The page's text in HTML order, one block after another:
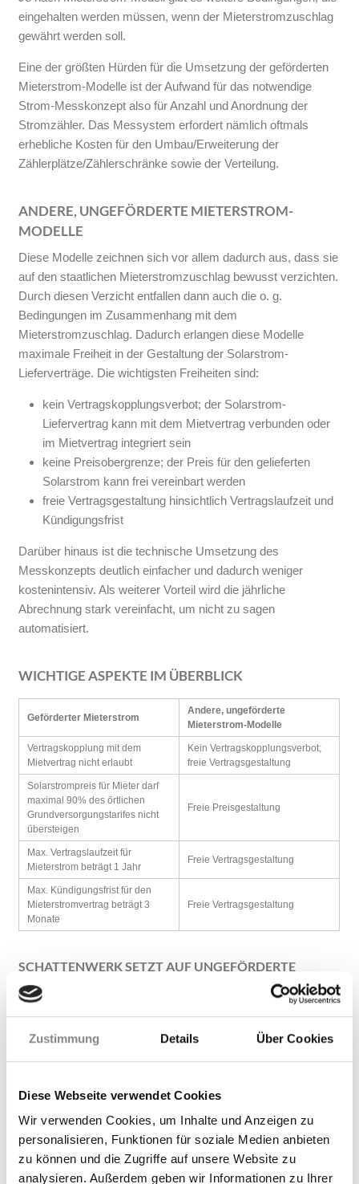
Zustimmung Details Über Cookies
Diese Webseite verwendet Cookies
Wir verwenden Cookies, um Inhalte und Anzeigen zu
personalisieren, Funktionen für soziale Medien anbieten
zu können und die Zugriffe auf unsere Website zu
analysieren. Außerdem geben wir Informationen zu Ihrer
eingehalten werden müssen, wenn der Mieterstromzuschlag
gewährt werden soll.
Eine der größten Hürden für die Umsetzung der geförderten
Mieterstrom-Modelle ist der Aufwand für das notwendige
Strom-Messkonzept also für Anzahl und Anordnung der
Stromzähler. Das Messystem erfordert nämlich oftmals
erhebliche Kosten für den Umbau/Erweiterung der
Zählerplätze/Zählerschränke sowie der Verteilung.
ANDERE, UNGEFÖRDERTE MIETERSTROM-
MODELLE
Diese Modelle zeichnen sich vor allem dadurch aus, dass sie
auf den staatlichen Mieterstromzuschlag bewusst verzichten.
Durch diesen Verzicht entfallen dann auch die o. g.
Bedingungen im Zusammenhang mit dem
Mieterstromzuschlag. Dadurch erlangen diese Modelle
maximale Freiheit in der Gestaltung der Solarstrom-
Lieferverträge. Die wichtigsten Freiheiten sind:
kein Vertragskopplungsverbot; der Solarstrom-
Liefervertrag kann mit dem Mietvertrag verbunden oder
im Mietvertrag integriert sein
keine Preisobergrenze; der Preis für den gelieferten
Solarstrom kann frei vereinbart werden
freie Vertragsgestaltung hinsichtlich Vertragslaufzeit und
Kündigungsfrist
Darüber hinaus ist die technische Umsetzung des
Messkonzepts deutlich einfacher und dadurch weniger
kostenintensiv. Als weiterer Vorteil wird die jährliche
Abrechnung stark vereinfacht, um nicht zu sagen
automatisiert.
WICHTIGE ASPEKTE IM ÜBERBLICK
Geförderter Mieterstrom
Andere, ungeförderte
Mieterstrom-Modelle
Vertragskopplung mit dem
Mietvertrag nicht erlaubt
Kein Vertragskopplungsverbot;
freie Vertragsgestaltung
Solarstrompreis für Mieter darf
maximal 90% des örtlichen
Grundversorgungstarifes nicht
übersteigen
Freie Preisgestaltung
Max. Vertragslaufzeit für
Mieterstrom beträgt 1 Jahr
Freie Vertragsgestaltung
Max. Kündigungsfrist für den
Mieterstromvertrag beträgt 3
Monate
Freie Vertragsgestaltung
SCHATTENWERK SETZT AUF UNGEFÖRDERTE
MIETERSTROM-MODELLE
spezialisiert. Zusammen mit unseren Partnern setzen wir
Mieterstrom-Modelle ohne staatlichen Mieterstromzuschlag
Vertragsfreiheiten mit sich und vereinfacht die technische
Verzicht auf den Mieterstromzuschlag rechnet sich dadurch.
Haben Sie Interesse an unserem Konzept, dann nehmen Sie
Kontakt auf. Sie werden überrascht sein, wie einfach